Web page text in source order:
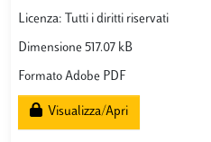
Licenza: Tutti i diritti riservati
Dimensione 517.07 kB
Formato Adobe PDF
Visualizza/Apri